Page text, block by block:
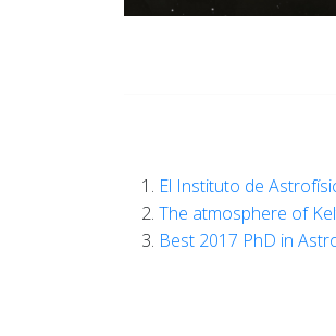
El Instituto de
The atmosphere of
Best 2017 PhD in